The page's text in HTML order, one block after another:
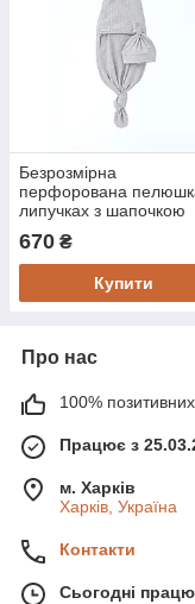
Безрозмірна
перфорована
липучках з шапочкою
"Каспер" серія Honey,
Бежевий меланж
670 ₴
Купити
Про нас
100% позитивних
Працює з
м. Харків
Харків, Україна
Контакти
Сьогодні